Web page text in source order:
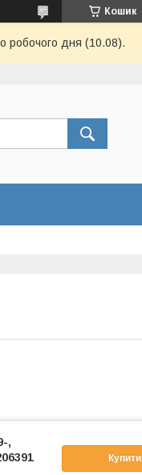
Кошик
робочого дня (10.08).
Купити
,